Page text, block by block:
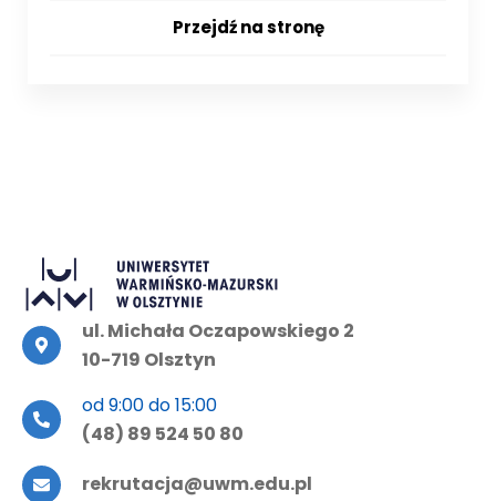
Przejdź na stronę
ul. Michała Oczapowskiego 2
10-719 Olsztyn
od 9:00 do 15:00
(48) 89 524 50 80
rekrutacja@uwm.edu.pl